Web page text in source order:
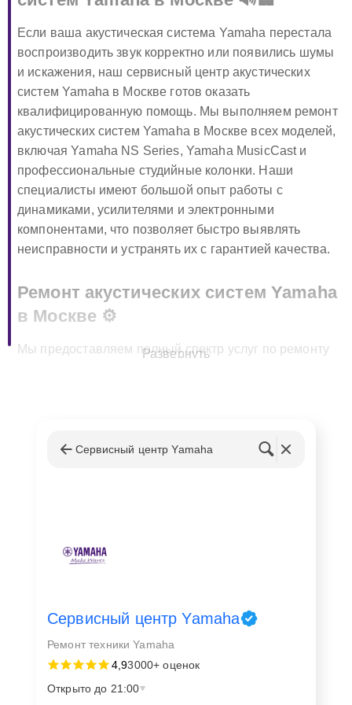
Если ваша акустическая система Yamaha перестала
воспроизводить звук корректно или появились шумы
и искажения, наш сервисный центр акустических
систем Yamaha в Москве готов оказать
квалифицированную помощь. Мы выполняем ремонт
акустических систем Yamaha в Москве всех моделей,
включая Yamaha NS Series, Yamaha MusicCast и
профессиональные студийные колонки. Наши
специалисты имеют большой опыт работы с
динамиками, усилителями и электронными
компонентами, что позволяет быстро выявлять
неисправности и устранять их с гарантией качества.
Ремонт акустических систем Yamaha
в Москве ⚙️
Мы предоставляем полный спектр услуг по ремонту
Устранение проблем с подключением и
срок службы техники. Мы гарантируем качественный
ремонт техники даже при сложных поломках.
Ремонт техники и адрес сервисного
центра 📍
Развернуть
Сервисный центр Yamaha
Сервисный центр Yamaha
Ремонт техники Yamaha
4,93000+ оценок
Открыто до 21:00